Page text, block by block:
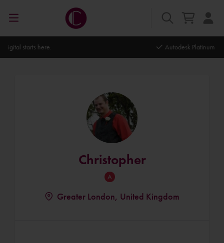
Autodesk Platinum Partner
Christopher
Greater London, United Kingdom